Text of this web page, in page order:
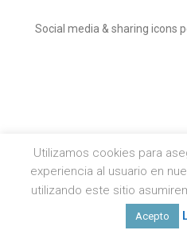
Utilizamos cookies para
experiencia al usuario en
utilizando este sitio
Acepto
Social media & sharing icons